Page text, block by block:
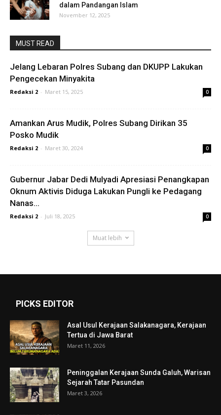
dalam Pandangan Islam
November 12, 2025
MUST READ
Jelang Lebaran Polres Subang dan DKUPP Lakukan
Pengecekan Minyakita
Redaksi 2 - Maret 15, 2025 0
Amankan Arus Mudik, Polres Subang Dirikan 35
Posko Mudik
Redaksi 2 - Maret 30, 2024 0
Gubernur Jabar Dedi Mulyadi Apresiasi Penangkapan
Oknum Aktivis Diduga Lakukan Pungli ke Pedagang
Nanas...
Redaksi 2 - Juli 18, 2025 0
Muat lebih
PICKS EDITOR
Asal Usul Kerajaan Salakanagara, Kerajaan
Tertua di Jawa Barat
Maret 11, 2026
Peninggalan Kerajaan Sunda Galuh, Warisan
Sejarah Tatar Pasundan
Maret 3, 2026